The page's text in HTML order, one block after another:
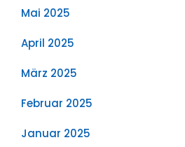
Mai 2025
April 2025
März 2025
Februar 2025
Januar 2025